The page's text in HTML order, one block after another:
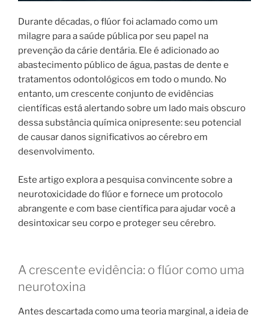
Durante décadas, o flúor foi aclamado como um
milagre para a saúde pública por seu papel na
prevenção da cárie dentária. Ele é adicionado ao
abastecimento público de água, pastas de dente e
tratamentos odontológicos em todo o mundo. No
entanto, um crescente conjunto de evidências
científicas está alertando sobre um lado mais obscuro
dessa substância química onipresente: seu potencial
de causar danos significativos ao cérebro em
desenvolvimento.
Este artigo explora a pesquisa convincente sobre a
neurotoxicidade do flúor e fornece um protocolo
abrangente e com base científica para ajudar você a
desintoxicar seu corpo e proteger seu cérebro.
A crescente evidência: o flúor como uma
neurotoxina
Antes descartada como uma teoria marginal, a ideia de